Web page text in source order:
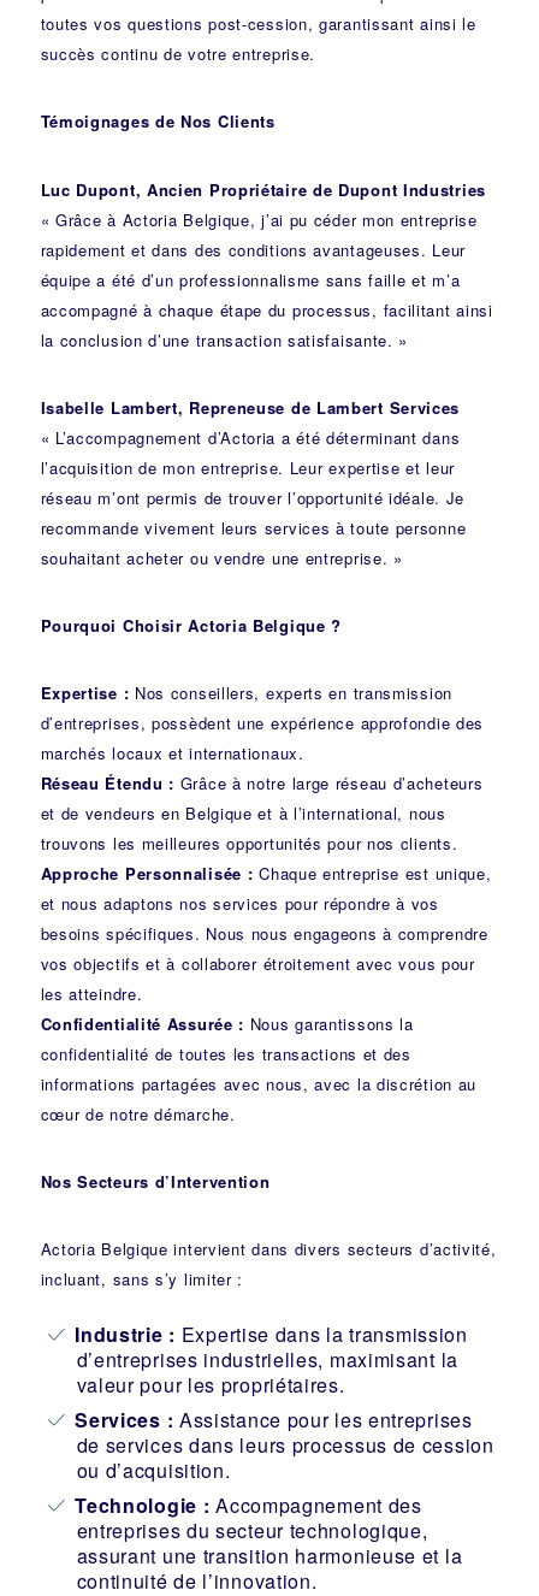
toutes vos questions post-cession, garantissant ainsi le
succès continu de votre entreprise.
Témoignages de Nos Clients
Luc Dupont, Ancien Propriétaire de Dupont Industries
« Grâce à Actoria Belgique, j’ai pu céder mon entreprise
rapidement et dans des conditions avantageuses. Leur
équipe a été d’un professionnalisme sans faille et m’a
accompagné à chaque étape du processus, facilitant ainsi
la conclusion d’une transaction satisfaisante. »
Isabelle Lambert, Repreneuse de Lambert Services
« L’accompagnement d’Actoria a été déterminant dans
l’acquisition de mon entreprise. Leur expertise et leur
réseau m’ont permis de trouver l’opportunité idéale. Je
recommande vivement leurs services à toute personne
souhaitant acheter ou vendre une entreprise. »
Pourquoi Choisir Actoria Belgique ?
Expertise : Nos conseillers, experts en transmission
d’entreprises, possèdent une expérience approfondie des
marchés locaux et internationaux.
Réseau Étendu : Grâce à notre large réseau d’acheteurs
et de vendeurs en Belgique et à l’international, nous
trouvons les meilleures opportunités pour nos clients.
Approche Personnalisée : Chaque entreprise est unique,
et nous adaptons nos services pour répondre à vos
besoins spécifiques. Nous nous engageons à comprendre
vos objectifs et à collaborer étroitement avec vous pour
les atteindre.
Confidentialité Assurée : Nous garantissons la
confidentialité de toutes les transactions et des
informations partagées avec nous, avec la discrétion au
cœur de notre démarche.
Nos Secteurs d’Intervention
Actoria Belgique intervient dans divers secteurs d’activité,
incluant, sans s’y limiter :
Industrie : Expertise dans la transmission
d’entreprises industrielles, maximisant la
valeur pour les propriétaires.
Services : Assistance pour les entreprises
de services dans leurs processus de cession
ou d’acquisition.
Technologie : Accompagnement des
entreprises du secteur technologique,
assurant une transition harmonieuse et la
continuité de l’innovation.